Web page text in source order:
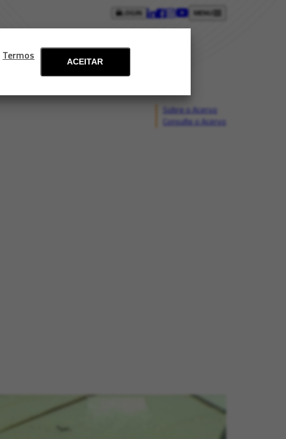
Termos
ACEITAR
LOGIN
Sobre o Acervo
Consulte o Acervo